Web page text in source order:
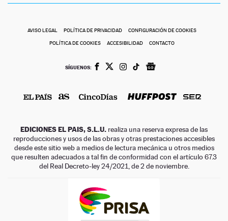
AVISO LEGAL POLÍTICA DE PRIVACIDAD CONFIGURACIÓN DE COOKIES
POLÍTICA DE COOKIES ACCESIBILIDAD CONTACTO
SÍGUENOS:
EDICIONES EL PAIS, S.L.U. realiza una reserva expresa de las
reproducciones y usos de las obras y otras prestaciones accesibles
desde este sitio web a medios de lectura mecánica u otros medios
que resulten adecuados a tal fin de conformidad con el artículo 67.3
del Real Decreto-ley 24/2021, de 2 de noviembre.